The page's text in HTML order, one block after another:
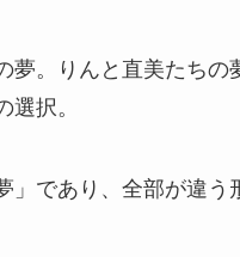
夢。りんと直美たちの
選択。
」であり、全部が違う